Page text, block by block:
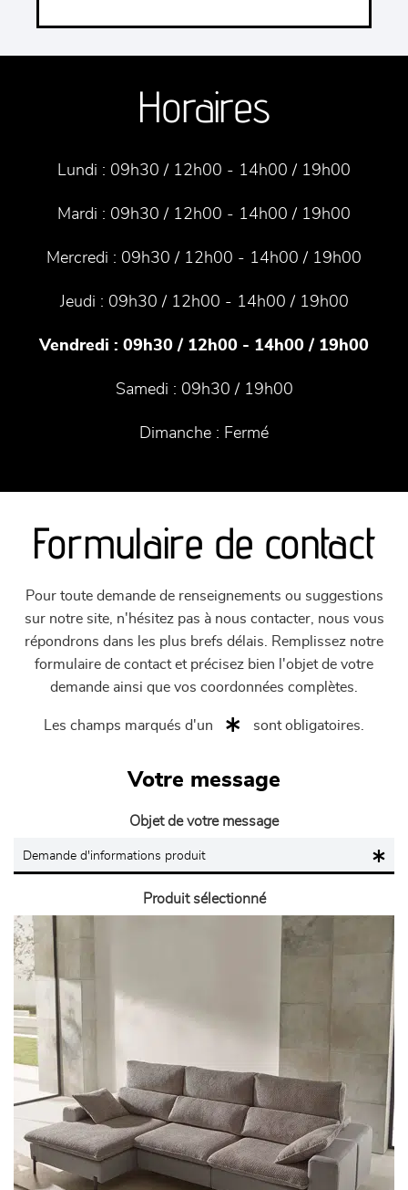
Horaires
Lundi : 09h30 / 12h00 - 14h00 / 19h00
Mardi : 09h30 / 12h00 - 14h00 / 19h00
Mercredi : 09h30 / 12h00 - 14h00 / 19h00
Jeudi : 09h30 / 12h00 - 14h00 / 19h00
Vendredi : 09h30 / 12h00 - 14h00 / 19h00
Samedi : 09h30 / 19h00
Dimanche : Fermé
Formulaire de contact
Pour toute demande de renseignements ou suggestions
sur notre site, n'hésitez pas à nous contacter, nous vous
répondrons dans les plus brefs délais. Remplissez notre
formulaire de contact et précisez bien l'objet de votre
demande ainsi que vos coordonnées complètes.
Les champs marqués d'un sont obligatoires.
Votre message
Objet de votre message
Produit sélectionné